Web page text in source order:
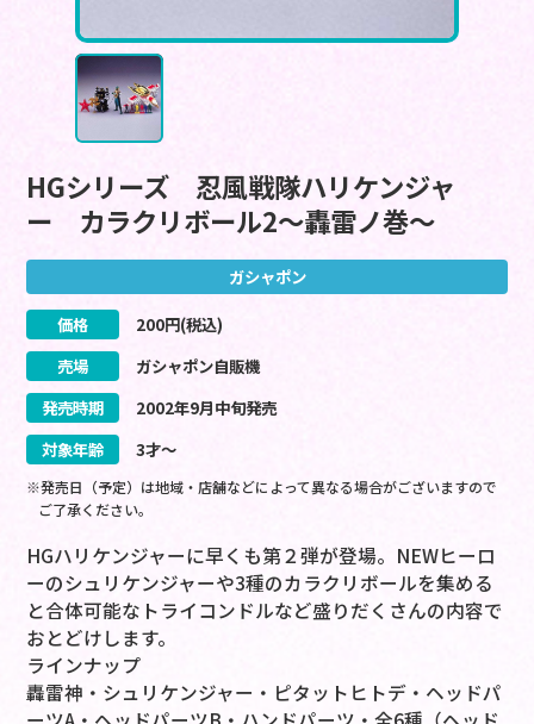
HGシリーズ 忍風戦隊ハリケンジャ
ー カラクリボール2～轟雷ノ巻～
ガシャポン
価格 200円(税込)
売場
ガシャポン自販機
発売時期
2002年9月中旬発売
対象年齢
3才～
※発売日（予定）は地域・店舗などによって異なる場合がございますので
ご了承ください。
HGハリケンジャーに早くも第２弾が登場。NEWヒーロ
ーのシュリケンジャーや3種のカラクリボールを集める
と合体可能なトライコンドルなど盛りだくさんの内容で
おとどけします。
ラインナップ
轟雷神・シュリケンジャー・ピタットヒトデ・ヘッドパ